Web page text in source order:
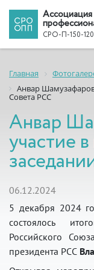
Ассоциация
СРО-П-150-
Главная
Анвар
Совета РСС
Анвар
участие
06.12.2024
5 декабря 2024
состоялось
Российского
президента РСС